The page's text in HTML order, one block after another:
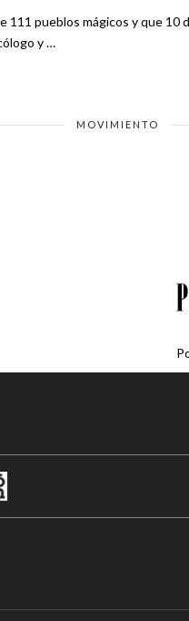
pueblos mágicos y que 10
psicólogo y …
MOVIMIENTO